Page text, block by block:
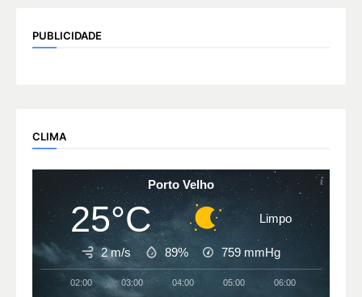
PUBLICIDADE
CLIMA
Porto Velho
25°C Limpo
2 m/s 89% 759 mmHg
02:00 03:00 04:00 05:00 06:00